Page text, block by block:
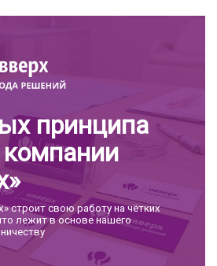
принципа
строит свою работу на чётких
лежит в основе нашего